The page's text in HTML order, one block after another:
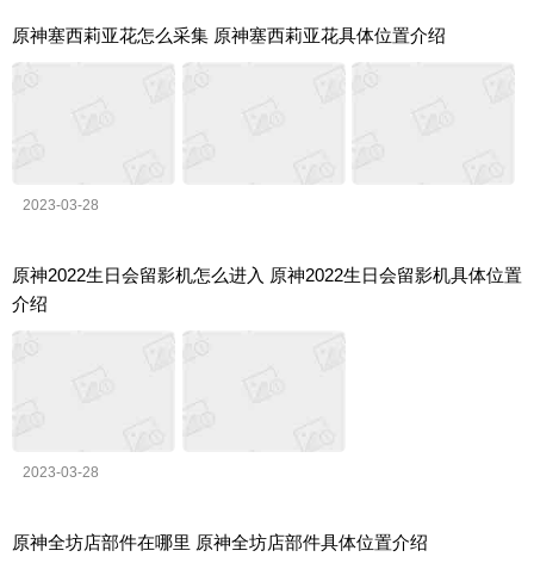
原神塞西莉亚花怎么采集 原神塞西莉亚花具体位置介绍
2023-03-28
原神2022生日会留影机怎么进入 原神2022生日会留影机具体位置
介绍
2023-03-28
原神全坊店部件在哪里 原神全坊店部件具体位置介绍